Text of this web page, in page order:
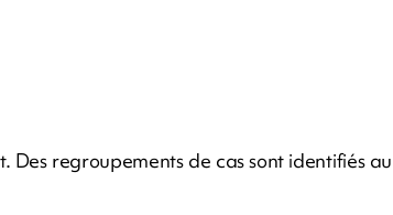
Des regroupements de cas sont identifiés au